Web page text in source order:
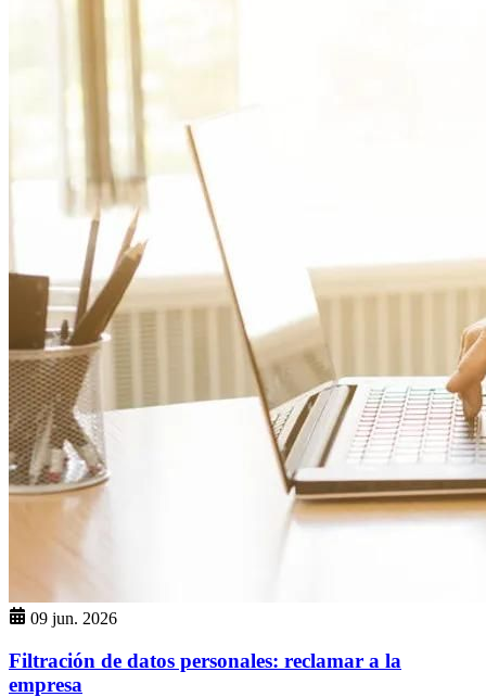
09 jun. 2026
Filtración de datos personales: reclamar a la
empresa